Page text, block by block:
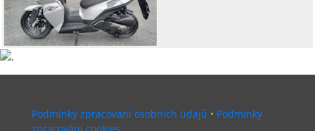
Podmínky zpracování osobních údajů • Podmínky